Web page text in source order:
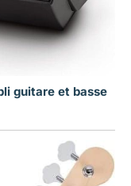
guitare et basse